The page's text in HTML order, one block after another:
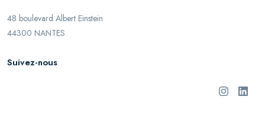
48 boulevard Albert Einstein
44300 NANTES
Suivez-nous